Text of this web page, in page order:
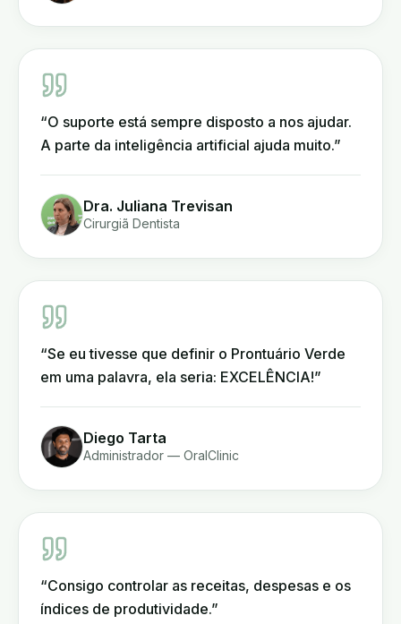
“O suporte está sempre disposto a nos ajudar.
A parte da inteligência artificial ajuda muito.”
Dra. Juliana Trevisan
Cirurgiã Dentista
“Se eu tivesse que definir o Prontuário Verde
em uma palavra, ela seria: EXCELÊNCIA!”
Diego Tarta
Administrador — OralClinic
“Consigo controlar as receitas, despesas e os
índices de produtividade.”